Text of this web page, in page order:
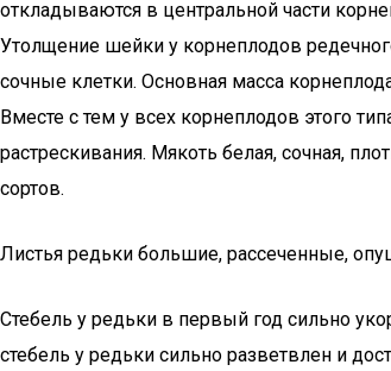
откладываются в центральной части
Утолщение шейки у корнеплодов
сочные клетки. Основная масса
Вместе с тем у всех корнеплодов этого
растрескивания. Мякоть белая, сочная,
сортов.
Листья редьки большие, рассеченные,
Стебель у редьки в первый год сильно
стебель у редьки сильно разветвлен и